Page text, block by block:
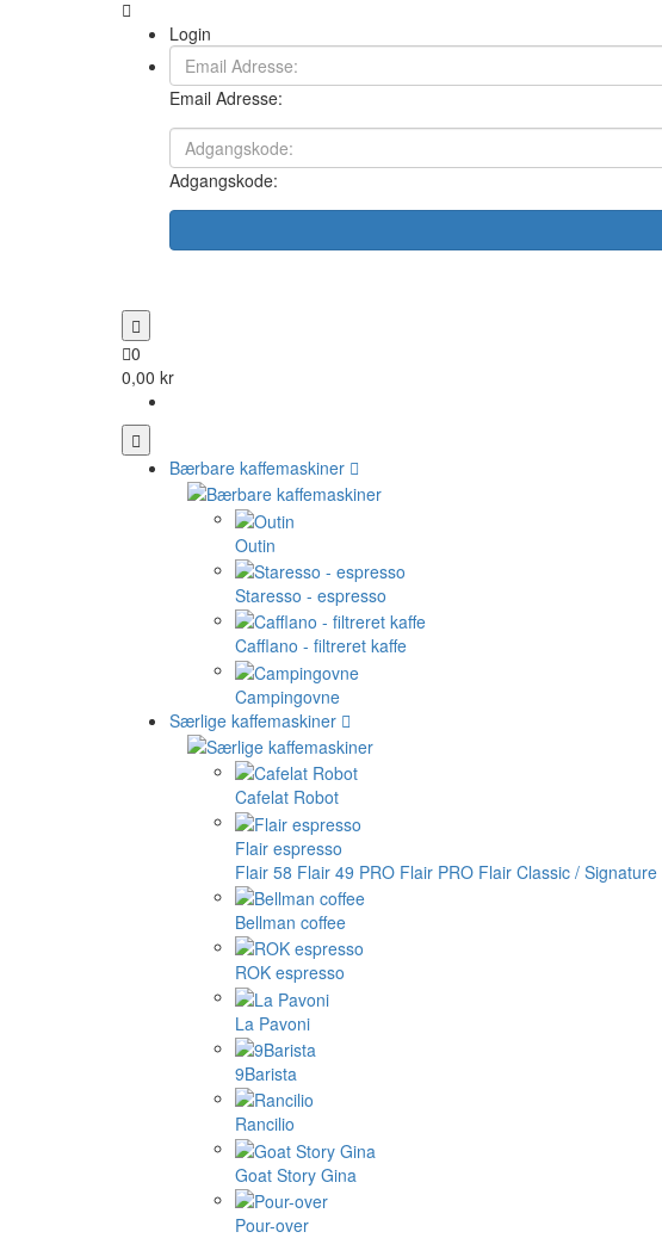
Login
Email Adresse:
Adgangskode:
0
0,00 kr
Bærbare kaffemaskiner
Outin
Staresso - espresso
Cafflano - filtreret kaffe
Campingovne
Særlige kaffemaskiner
Cafelat Robot
Flair espresso
Flair 58 Flair 49 PRO Flair PRO Flair Classic / Signature
Bellman coffee
ROK espresso
La Pavoni
9Barista
Rancilio
Goat Story Gina
Pour-over